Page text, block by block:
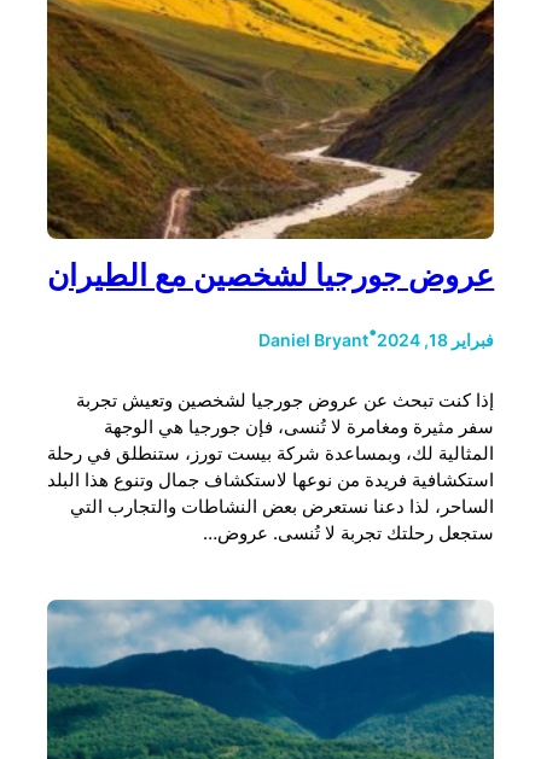
عروض جورجيا لشخصين مع الطيران
فبراير 18, 2024 •
Daniel Bryant
إذا كنت تبحث عن عروض جورجيا لشخصين وتعيش تجربة
سفر مثيرة ومغامرة لا تُنسى، فإن جورجيا هي الوجهة
المثالية لك، وبمساعدة شركة بيست تورز، ستنطلق في رحلة
استكشافية فريدة من نوعها لاستكشاف جمال وتنوع هذا البلد
الساحر، لذا دعنا نستعرض بعض النشاطات والتجارب التي
ستجعل رحلتك تجربة لا تُنسى. عروض…